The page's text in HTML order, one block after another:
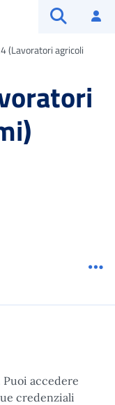
(Lavoratori agricoli
Puoi accedere
credenziali